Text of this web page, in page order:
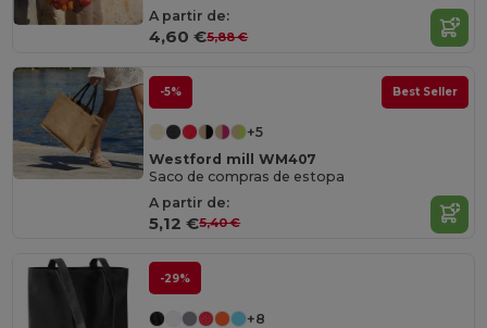
A partir de:
4,60 €5,88 €
-5% Best Seller
+5
Westford mill WM407
Saco de compras de estopa
A partir de:
5,12 €5,40 €
-29%
+8